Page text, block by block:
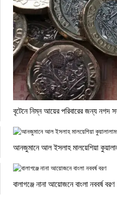
বৃটেনে নিম্ন আয়ের পরিবারের জন্য নগদ
আনজুমানে আল ইসলাহ মালয়েশিয়া
বালাগঞ্জে নানা আয়োজনে বাংলা নববর্ষ বরণ